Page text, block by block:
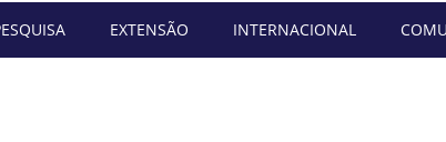
EXTENSÃO INTERNACIONAL